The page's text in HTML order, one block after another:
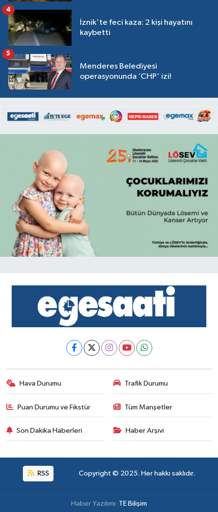
İznik'te feci kaza: 2 kişi hayatını
kaybetti
4
Menderes Belediyesi
operasyonunda ‘CHP' izi!
5
Hava Durumu Trafik Durumu
Puan Durumu ve Fikstür Tüm Manşetler
Son Dakika Haberleri Haber Arşivi
RSS Copyright © 2025. Her hakkı saklıdır.
Haber Yazılımı: TE Bilişim